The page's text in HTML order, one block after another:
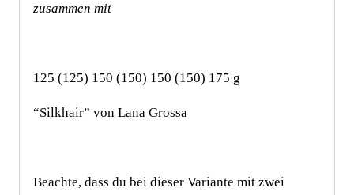
zusammen mit
125 (125) 150 (150) 150 (150) 175 g
“Silkhair” von Lana Grossa
Beachte, dass du bei dieser Variante mit zwei